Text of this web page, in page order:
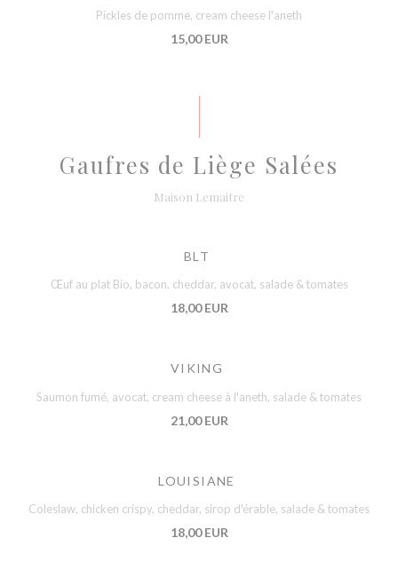
Pickles de pomme, cream cheese l'aneth
15,00 EUR
Gaufres de Liège Salées
Maison Lemaitre
BLT
Œuf au plat Bio, bacon, cheddar, avocat, salade & tomates
18,00 EUR
VIKING
Saumon fumé, avocat, cream cheese à l'aneth, salade & tomates
21,00 EUR
LOUISIANE
Coleslaw, chicken crispy, cheddar, sirop d'érable, salade & tomates
18,00 EUR